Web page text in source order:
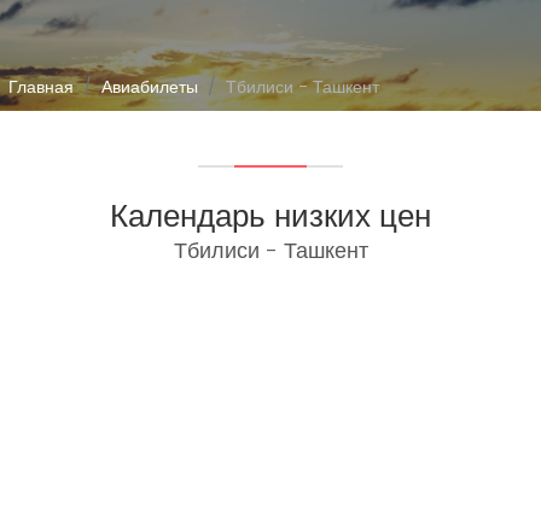
Главная Авиабилеты Тбилиси - Ташкент
Календарь низких цен
Тбилиси - Ташкент